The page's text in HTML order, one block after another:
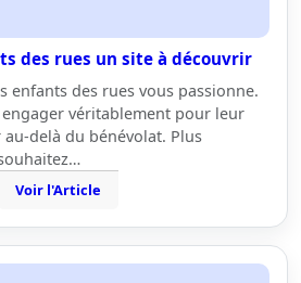
des rues un site à découvrir
enfants des rues vous passionne.
véritablement pour leur
delà du bénévolat. Plus
Voir l'Article